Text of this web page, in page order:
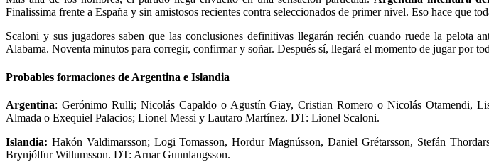
Finalissima frente a España y sin amistosos recientes contra seleccionados de primer nivel. Eso hace que
Scaloni y sus jugadores saben que las conclusiones definitivas llegarán recién cuando ruede la pelota
Alabama. Noventa minutos para corregir, confirmar y soñar. Después sí, llegará el momento de jugar por
Probables formaciones de Argentina e Islandia
Argentina: Gerónimo Rulli; Nicolás Capaldo o Agustín Giay, Cristian Romero o Nicolás Otamendi,
Almada o Exequiel Palacios; Lionel Messi y Lautaro Martínez. DT: Lionel Scaloni.
Islandia: Hakón Valdimarsson; Logi Tomasson, Hordur Magnússon, Daniel Grétarsson, Stefán
Brynjólfur Willumsson. DT: Arnar Gunnlaugsson.